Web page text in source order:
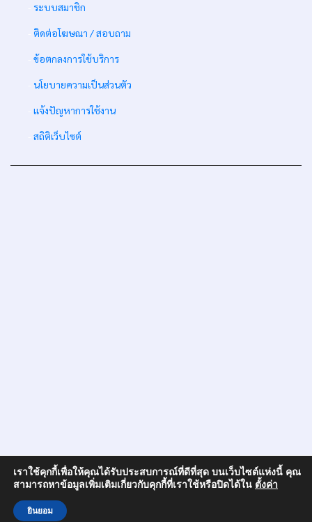
เราใช้คุกกี้เพื่อให้คุณได้รับประสบการณ์ที่ดีที่สุด บนเว็บไซต์แห่งนี้ คุณ
สามารถหาข้อมูลเพิ่มเติมเกี่ยวกับคุกกี้ที่เราใช้หรือปิดได้ใน ตั้งค่า
ยินยอม
ระบบสมาชิก
ติดต่อโฆษณา / สอบถาม
ข้อตกลงการใช้บริการ
นโยบายความเป็นส่วนตัว
แจ้งปัญหาการใช้งาน
สถิติเว็บไซต์